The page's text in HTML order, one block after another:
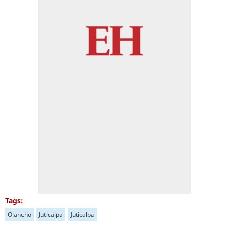
Tags:
Olancho Juticalpa Juticalpa